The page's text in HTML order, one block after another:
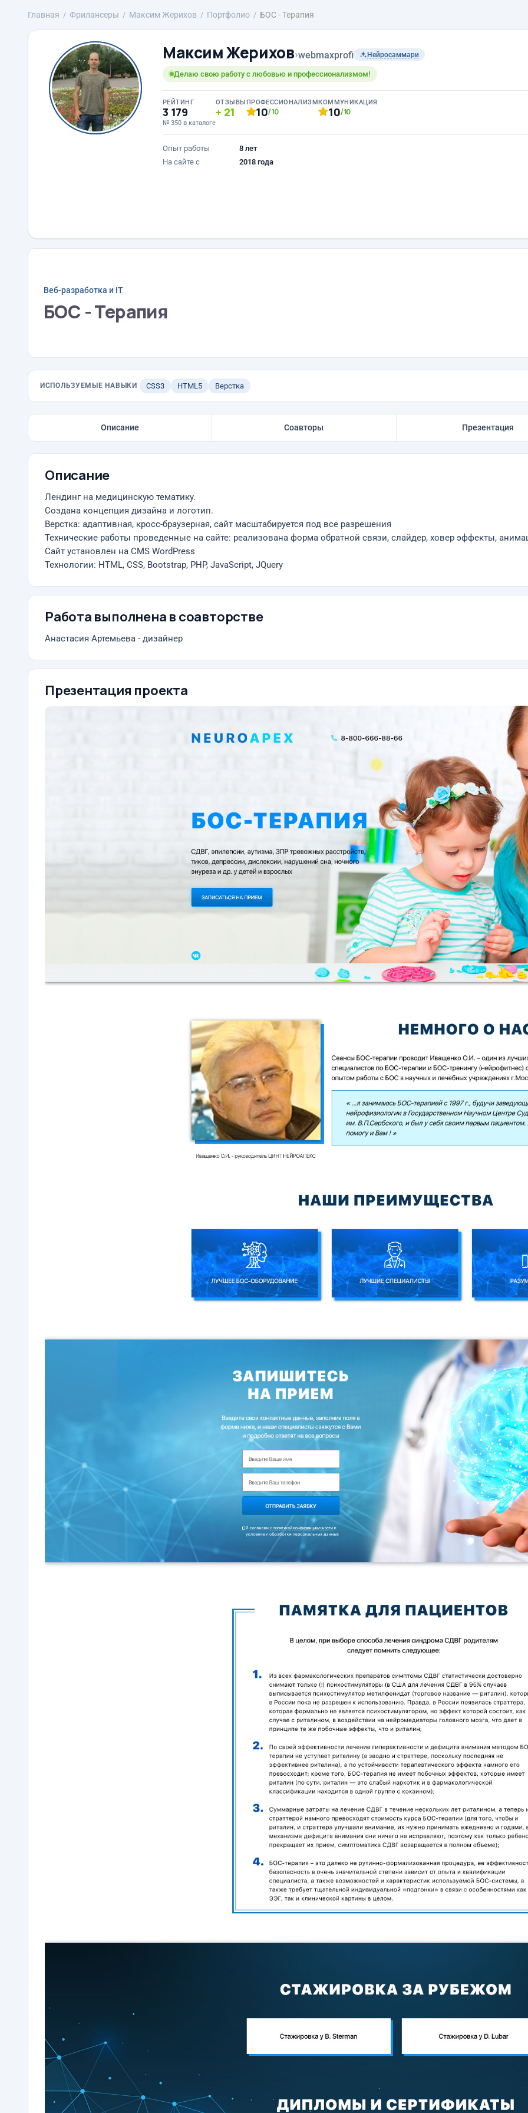
Главная Фрилансеры Максим Жерихов Портфолио БОС - Терапия
Максим Жерихов›webmaxprofi Нейросаммари
Делаю свою работу с любовью и профессионализмом!
РЕЙТИНГ
3 179
№ 350 в каталоге
ОТЗЫВЫ
21
ПРОФЕССИОНАЛИЗМ
10/10
КОММУНИКАЦИЯ
10/10
Опыт работы
8 лет
На сайте с
2018 года
Веб-разработка и IT
БОС - Терапия
ИСПОЛЬЗУЕМЫЕ НАВЫКИ CSS3 HTML5 Верстка
Описание Соавторы Презентация
Описание
Лендинг на медицинскую тематику.
Создана концепция дизайна и логотип.
Верстка: адаптивная, кросс-браузерная, сайт масштабируется под все разрешения
Технические работы проведенные на сайте: реализована форма обратной связи, слайдер, ховер эффекты,
Сайт установлен на CMS WordPress
Технологии: HTML, CSS, Bootstrap, PHP, JavaScript, JQuery
Работа выполнена в соавторстве
Анастасия Артемьева - дизайнер
Презентация проекта